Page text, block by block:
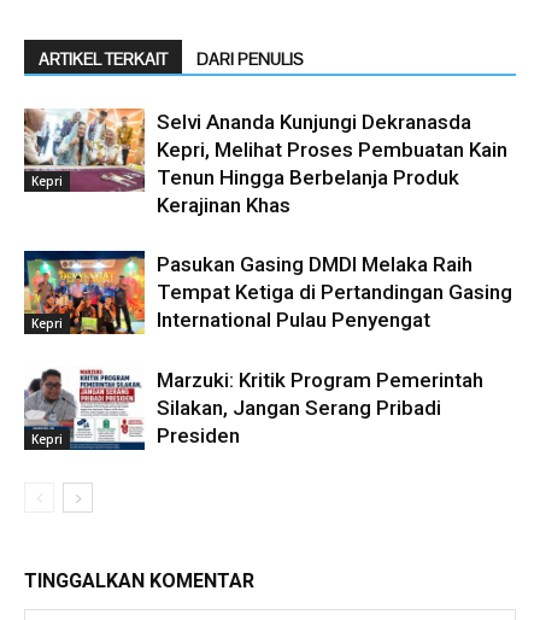
ARTIKEL TERKAIT DARI PENULIS
Kepri
Selvi Ananda Kunjungi Dekranasda
Kepri, Melihat Proses Pembuatan Kain
Tenun Hingga Berbelanja Produk
Kerajinan Khas
Kepri
Pasukan Gasing DMDI Melaka Raih
Tempat Ketiga di Pertandingan Gasing
International Pulau Penyengat
Kepri
Marzuki: Kritik Program Pemerintah
Silakan, Jangan Serang Pribadi
Presiden
TINGGALKAN KOMENTAR